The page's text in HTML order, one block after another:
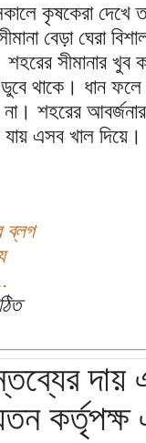
কৃষকেরা দেখে
বেড়া ঘেরা
সীমানার খুব
ডুবে থাকে। ধান
শহরের
যায় এসব খাল
ব্লগ
দায়